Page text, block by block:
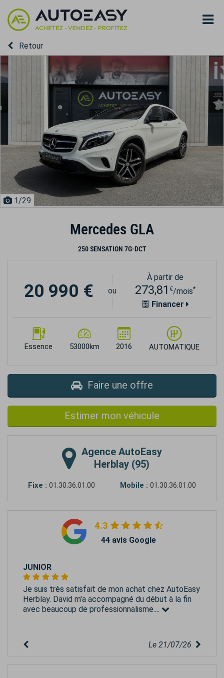
Retour
1/29
Mercedes GLA
250 SENSATION 7G-DCT
Essence 53000km 2016 AUTOMATIQUE
20 990 € ou
À partir de
273,81 €/mois*
Financer
Faire une offre
Estimer mon véhicule
Agence AutoEasy
Herblay (95)
Fixe : 01.30.36.01.00 Mobile : 01.30.36.01.00
4.3
44 avis Google
JUNIOR
Je suis très satisfait de mon achat chez AutoEasy
Herblay. David m'a accompagné du début à la fin
avec beaucoup de professionnalisme....
Le 21/07/26